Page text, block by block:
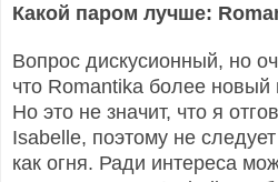
Какой паром лучше:
Вопрос дискусионный, но
что Romantika более новый
Но это не значит, что я
Isabelle, поэтому не
как огня. Ради интереса